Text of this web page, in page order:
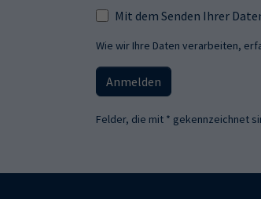
Mit dem Senden Ihrer
Wie wir Ihre Daten verarbeiten,
Anmelden
Felder, die mit * gekennzeichnet